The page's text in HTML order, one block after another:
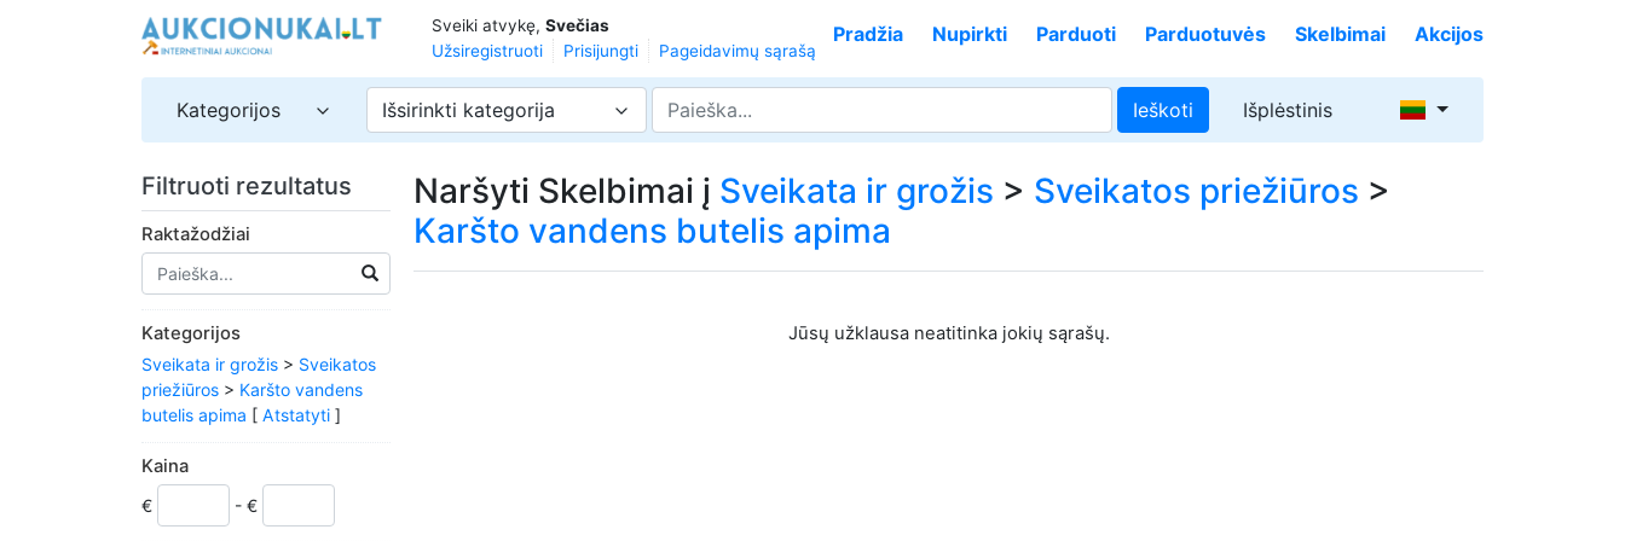
Sveiki atvykę, Svečias
Užsiregistruoti
Prisijungti Pageidavimų sąrašą
Pradžia Nupirkti Parduoti Parduotuvės Skelbimai Akcijos
Kategorijos Išsirinkti kategorija Ieškoti Išplėstinis
Filtruoti rezultatus
Raktažodžiai
Kategorijos
Sveikata ir grožis > Sveikatos
priežiūros > Karšto vandens
butelis apima [ Atstatyti ]
Kaina
€ - €
Naršyti Skelbimai į Sveikata ir grožis > Sveikatos priežiūros >
Karšto vandens butelis apima
Jūsų užklausa neatitinka jokių sąrašų.